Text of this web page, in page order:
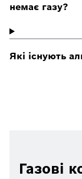
немає газу?
Які існують
Газові